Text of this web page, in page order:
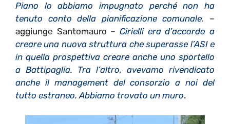
Piano lo abbiamo impugnato perché non ha
tenuto conto della pianificazione comunale. –
aggiunge Santomauro – Cirielli era d’accordo a
creare una nuova struttura che superasse l’ASI e
in quella prospettiva creare anche uno sportello
a Battipaglia. Tra l’altro, avevamo rivendicato
anche il management del consorzio a noi del
tutto estraneo. Abbiamo trovato un muro.